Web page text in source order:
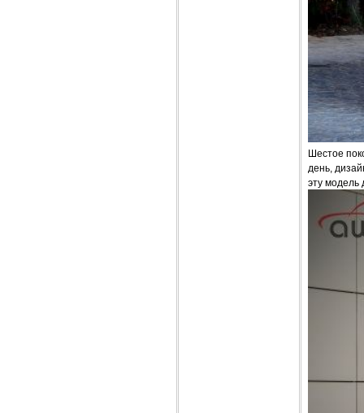
Шестое
день,
эту модель